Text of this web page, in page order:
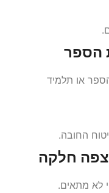
או תלמיד
החובה.
לא מתאים.